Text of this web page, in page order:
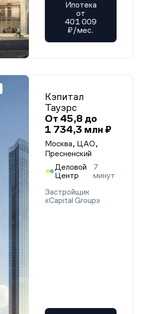
Ипотека
от
401 009
₽/мес.
Кэпитал
Тауэрс
От 45,8 до
1 734,3 млн ₽
Москва, ЦАО,
Пресненский
Деловой
Центр
7
минут
Застройщик
«Capital Group»